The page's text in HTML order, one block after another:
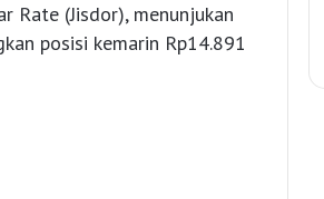
Rate (Jisdor), menunjukan
posisi kemarin Rp14.891